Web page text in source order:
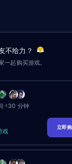
不给力？
一起购买游戏。
<30 分钟
戏
立即